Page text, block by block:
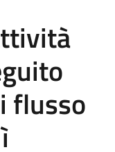
flusso